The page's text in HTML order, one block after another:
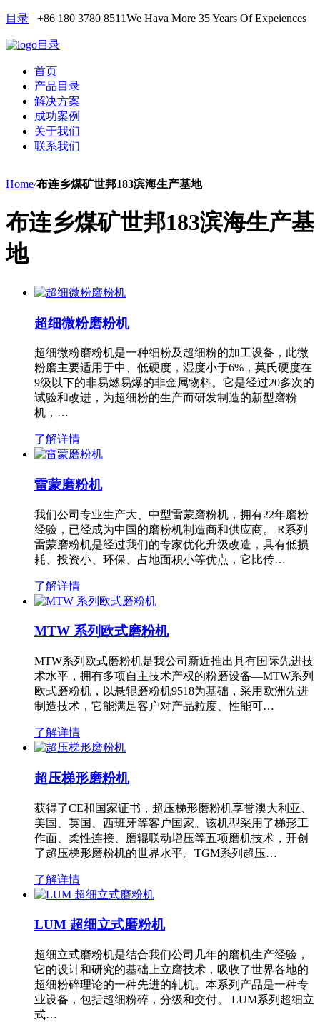
目录 +86 180 3780 8511We Hava More 35 Years Of Expeiences
目录
首页
产品目录
解决方案
成功案例
关于我们
联系我们
Home/布连乡煤矿世邦183滨海生产基地
布连乡煤矿世邦183滨海生产基
地
超细微粉磨粉机
超细微粉磨粉机是一种细粉及超细粉的加工设备，此微
粉磨主要适用于中、低硬度，湿度小于6%，莫氏硬度在
9级以下的非易燃易爆的非金属物料。它是经过20多次的
试验和改进，为超细粉的生产而研发制造的新型磨粉
机，…
了解详情
雷蒙磨粉机
我们公司专业生产大、中型雷蒙磨粉机，拥有22年磨粉
经验，已经成为中国的磨粉机制造商和供应商。 R系列
雷蒙磨粉机是经过我们的专家优化升级改造，具有低损
耗、投资小、环保、占地面积小等优点，它比传…
了解详情
MTW 系列欧式磨粉机
MTW系列欧式磨粉机是我公司新近推出具有国际先进技
术水平，拥有多项自主技术产权的粉磨设备—MTW系列
欧式磨粉机，以悬辊磨粉机9518为基础，采用欧洲先进
制造技术，它能满足客户对产品粒度、性能可…
了解详情
超压梯形磨粉机
获得了CE和国家证书，超压梯形磨粉机享誉澳大利亚、
美国、英国、西班牙等客户国家。该机型采用了梯形工
作面、柔性连接、磨辊联动增压等五项磨机技术，开创
了超压梯形磨粉机的世界水平。TGM系列超压…
了解详情
LUM 超细立式磨粉机
超细立式磨粉机是结合我们公司几年的磨机生产经验，
它的设计和研究的基础上立磨技术，吸收了世界各地的
超细粉碎理论的一种先进的轧机。本系列产品是一种专
业设备，包括超细粉碎，分级和交付。 LUM系列超细立
式…